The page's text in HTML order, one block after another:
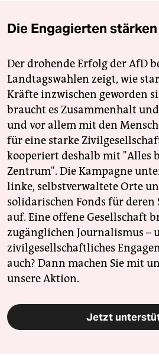
Die Engagierten stärken
Der drohende Erfolg der AfD
Landtagswahlen zeigt, wie
Kräfte inzwischen geworden
braucht es Zusammenhalt
und vor allem mit den
für eine starke
kooperiert deshalb mit "Alles
Zentrum". Die Kampagne
linke, selbstverwaltete Orte
solidarischen Fonds für deren
auf. Eine offene Gesellschaft
zugänglichen Journalismus –
zivilgesellschaftliches
auch? Dann machen Sie mit
unsere Aktion.
Jetzt